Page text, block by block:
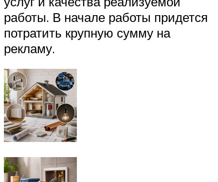
работы. В начале работы придется
потратить крупную сумму на
рекламу.